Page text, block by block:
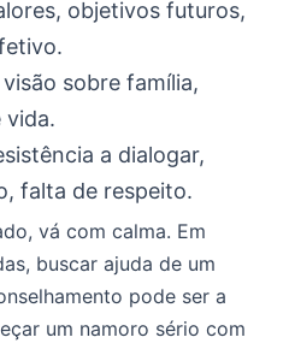
objetivos futuros,
sobre família,
vida.
a dialogar,
falta de respeito.
vá com calma. Em
buscar ajuda de um
pode ser a
um namoro sério com